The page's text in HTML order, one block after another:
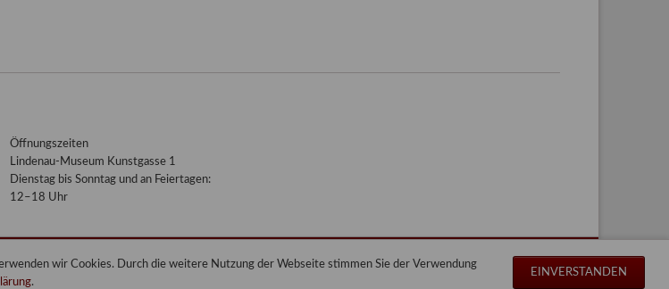
wir Cookies. Durch die weitere Nutzung der Webseite stimmen Sie der Verwendung
.
EINVERSTANDEN
Öffnungszeiten
Lindenau-Museum Kunstgasse 1
Dienstag bis Sonntag und an Feiertagen:
12–18 Uhr
Navigation
Impressum Datenschutz Sitemap